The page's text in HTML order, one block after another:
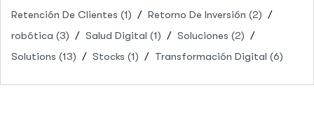
Retención De Clientes (1) Retorno De Inversión (2)
robótica (3) Salud Digital (1) Soluciones (2)
Solutions (13) Stocks (1) Transformación Digital (6)